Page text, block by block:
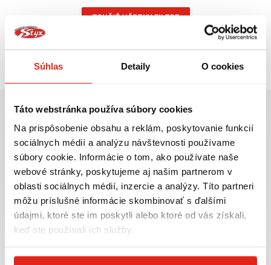
Súhlas Detaily O cookies
Táto webstránka používa súbory cookies
Na prispôsobenie obsahu a reklám, poskytovanie funkcií
sociálnych médií a analýzu návštevnosti používame
súbory cookie. Informácie o tom, ako používate naše
webové stránky, poskytujeme aj našim partnerom v
oblasti sociálnych médií, inzercie a analýzy. Títo partneri
môžu príslušné informácie skombinovať s ďalšími
údajmi, ktoré ste im poskytli alebo ktoré od vás získali,
keď ste používali ich služby.
ZRUŠIŤ VŠETKY FILTRE
Najväčší výber moto
príslušenstva ihneď k
odberu
VIAC INFO
Doprava ZADARMO pre
objednávky nad 50€ v rámci
SR
VIAC INFO